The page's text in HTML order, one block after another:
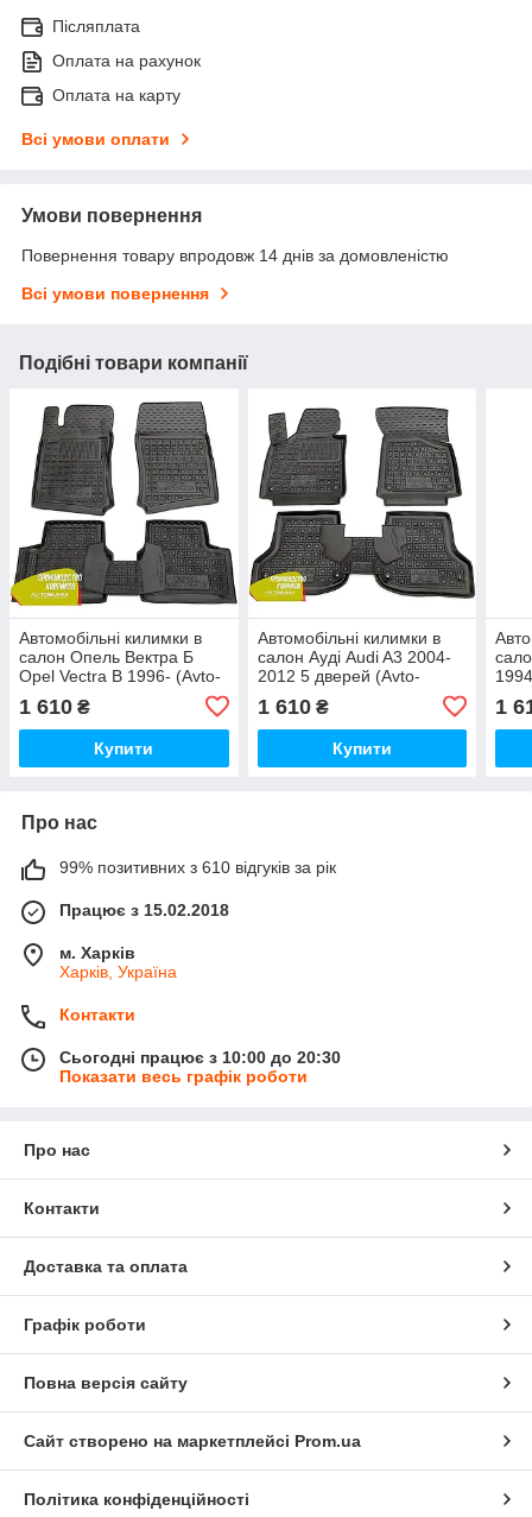
Післяплата
Оплата на рахунок
Оплата на карту
Всі умови оплати
Умови повернення
Повернення товару впродовж 14 днів за домовленістю
Всі умови повернення
Подібні товари компанії
Автомобільні килимки в
салон Опель Вектра Б
Opel Vectra B 1996- (Avto-
1 610 ₴
Купити
Автомобільні килимки в
салон Ауді Audi A3 2004-
2012 5 дверей (Avto-
1 610₴
Купити
1
Про нас
99% позитивних з 610 відгуків за рік
Працює з 15.02.2018
м. Харків
Харків, Україна
Контакти
Сьогодні працює з 10:00 до 20:30
Показати весь графік роботи
Про нас
Контакти
Доставка та оплата
Графік роботи
Повна версія сайту
Сайт створено на маркетплейсі Prom.ua
Політика конфіденційності